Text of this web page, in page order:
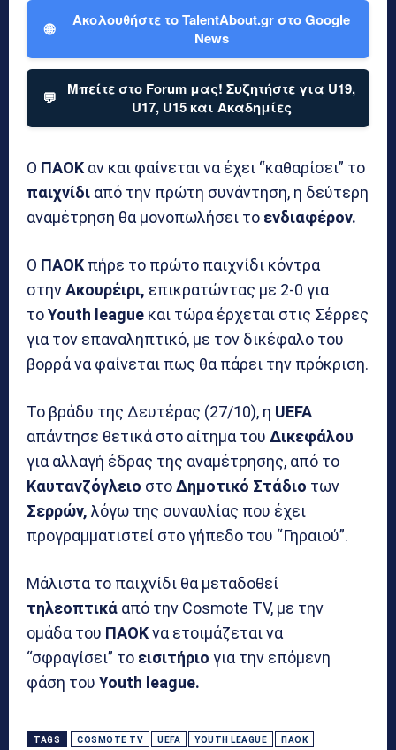
🌐
Ακολουθήστε το TalentAbout.gr στο Google
News
💬
Μπείτε στο Forum μας! Συζητήστε για U19,
U17, U15 και Ακαδημίες
Ο ΠΑΟΚ αν και φαίνεται να έχει “καθαρίσει” το
παιχνίδι από την πρώτη συνάντηση, η δεύτερη
αναμέτρηση θα μονοπωλήσει το ενδιαφέρον.
Ο ΠΑΟΚ πήρε το πρώτο παιχνίδι κόντρα
στηνΑκουρέιρι, επικρατώντας με 2-0 για
τοYouth league και τώρα έρχεται στις Σέρρες
για τον επαναληπτικό, με τον δικέφαλο του
βορρά να φαίνεται πως θα πάρει την πρόκριση.
Το βράδυ της Δευτέρας (27/10), η UEFA
απάντησε θετικά στο αίτημα του Δικεφάλου
για αλλαγή έδρας της αναμέτρησης, από το
Καυτανζόγλειο στοΔημοτικό Στάδιο των
Σερρών, λόγω της συναυλίας που έχει
προγραμματιστεί στο γήπεδο του “Γηραιού”.
Μάλιστα το παιχνίδι θα μεταδοθεί
τηλεοπτικά από την Cosmote TV, με την
ομάδα του ΠΑΟΚνα ετοιμάζεται να
“σφραγίσει” το εισιτήριο για την επόμενη
φάση του Youth league.
TAGS COSMOTE TV UEFA YOUTH LEAGUE ΠΑΟΚ